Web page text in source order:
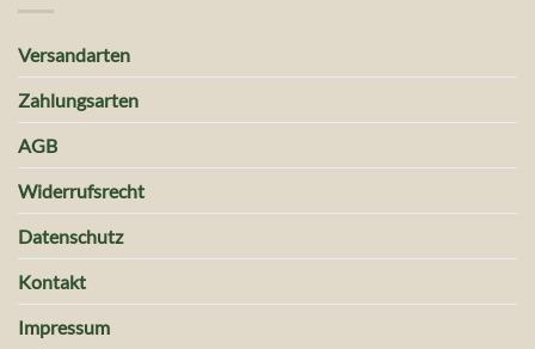
Versandarten
Zahlungsarten
AGB
Widerrufsrecht
Datenschutz
Kontakt
Impressum